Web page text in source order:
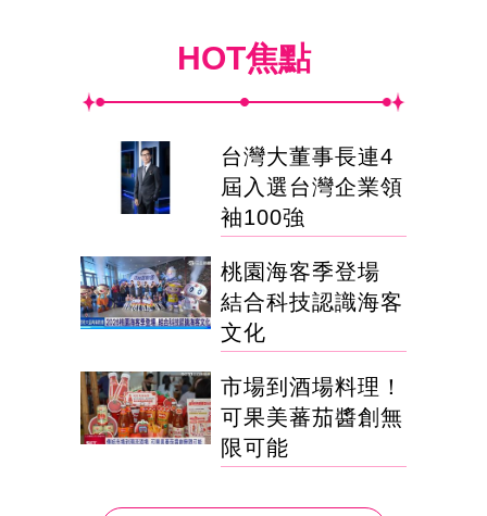
HOT焦點
台灣大董事長連4
屆入選台灣企業領
袖100強
桃園海客季登場
結合科技認識海客
文化
市場到酒場料理！
可果美蕃茄醬創無
限可能